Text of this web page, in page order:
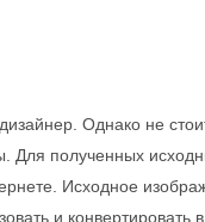
Однако не
Для полученных
Исходное
и конвертировать